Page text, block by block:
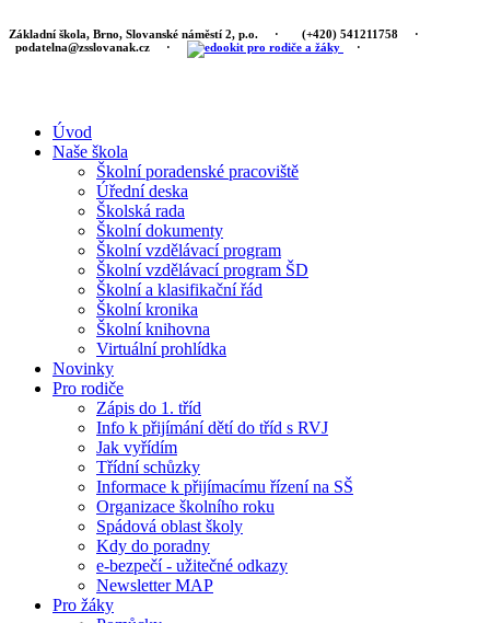
Základní škola, Brno, Slovanské náměstí 2, p.o. · (+420) 541211758 ·
podatelna@zsslovanak.cz
· ·
Úvod
Naše škola
Školní poradenské pracoviště
Úřední deska
Školská rada
Školní dokumenty
Školní vzdělávací program
Školní vzdělávací program ŠD
Školní a klasifikační řád
Školní kronika
Školní knihovna
Virtuální prohlídka
Novinky
Pro rodiče
Zápis do 1. tříd
Info k přijímání dětí do tříd s RVJ
Jak vyřídím
Třídní schůzky
Informace k přijímacímu řízení na SŠ
Organizace školního roku
Spádová oblast školy
Kdy do poradny
e-bezpečí - užitečné odkazy
Newsletter MAP
Pro žáky